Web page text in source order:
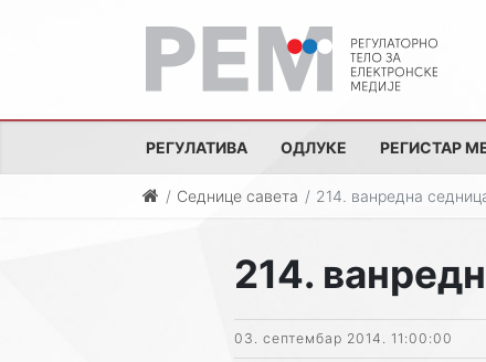
РЕГУЛАТИВА ОДЛУКЕ РЕГИСТАР
Седнице савета 214. ванредна
214.
03. септембар 2014. 11:00:00